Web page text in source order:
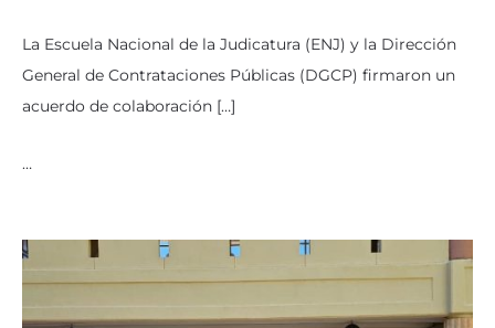
La Escuela Nacional de la Judicatura (ENJ) y la Dirección
General de Contrataciones Públicas (DGCP) firmaron un
acuerdo de colaboración […]
…